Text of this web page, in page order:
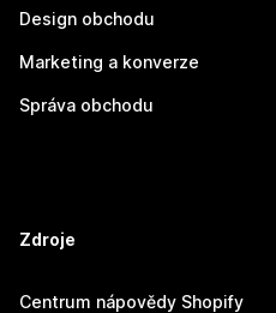
Design obchodu
Marketing a konverze
Správa obchodu
Zdroje
Centrum nápovědy Shopify